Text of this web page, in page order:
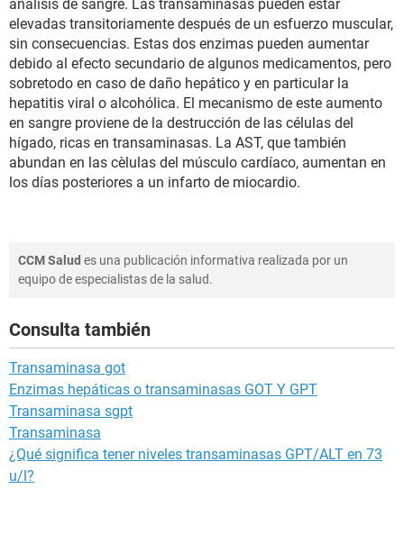
anàlisis de sangre. Las transaminasas pueden estar
elevadas transitoriamente después de un esfuerzo muscular,
sin consecuencias. Estas dos enzimas pueden aumentar
debido al efecto secundario de algunos medicamentos, pero
sobretodo en caso de daño hepático y en particular la
hepatitis viral o alcohólica. El mecanismo de este aumento
en sangre proviene de la destrucción de las células del
hígado, ricas en transaminasas. La AST, que también
abundan en las cèlulas del músculo cardíaco, aumentan en
los días posteriores a un infarto de miocardio.
CCM Salud es una publicación informativa realizada por un
equipo de especialistas de la salud.
Consulta también
Transaminasa got
Enzimas hepáticas o transaminasas GOT Y GPT
Transaminasa sgpt
Transaminasa
¿Qué significa tener niveles transaminasas GPT/ALT en 73
u/l?